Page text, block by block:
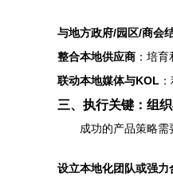
与地方政府/园区/商会
整合本地供应商 ：培
联动本地媒体与KOL
三、执行关键：组
成功的产品策略需
设立本地化团队或强力